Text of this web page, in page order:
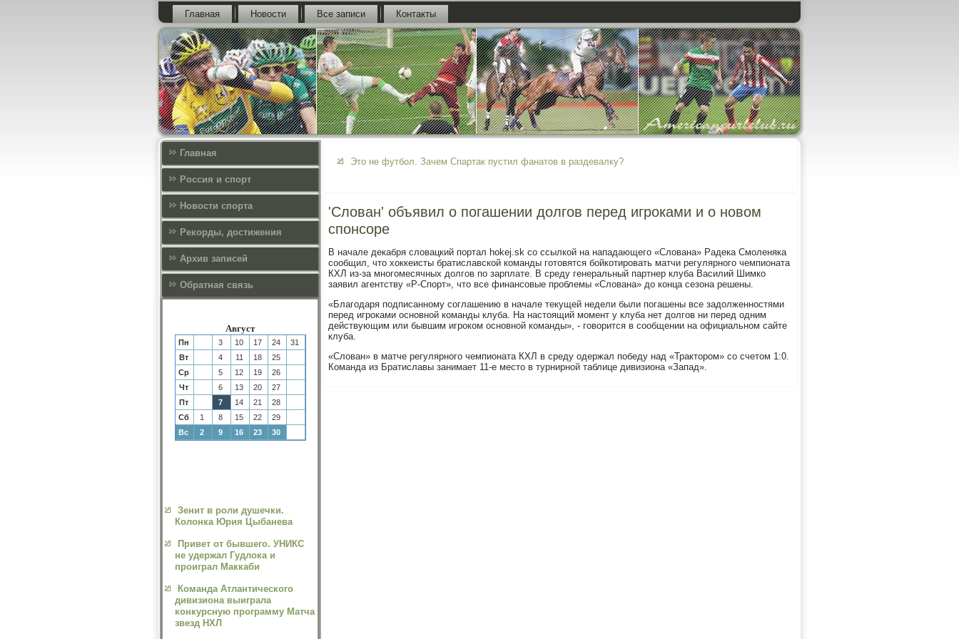
Главная Новости Все записи Контакты
Главная
Россия и спорт
Новости спорта
Рекорды, достижения
Архив записей
Обратная связь
Август
Пн 3 10 17 24
31
Вт
4 11 18
25
Ср
5 12 19
26
Чт
6 13 20
27
Пт
7 14 21
28
Сб
1 8 15 22
29
Вс
2 9 16 23 30
Зенит в роли душечки.
Колонка Юрия Цыбанева
Привет от бывшего. УНИКС
не удержал Гудлока и
проиграл Маккаби
Команда Атлантического
дивизиона выиграла
конкурсную программу Матча
звезд НХЛ
Это не футбол. Зачем Спартак пустил фанатов в раздевалку?
'Слован' объявил о погашении долгов перед игроками и о новом
спонсоре
В начале декабря словацкий портал hokej.sk со ссылкой на нападающего «Слована» Радека Смоленяка
сообщил, что хоккеисты братиславской команды готовятся бойкотировать матчи регулярного чемпионата
КХЛ из-за многомесячных долгов по зарплате. В среду генеральный партнер клуба Василий Шимко
заявил агентству «Р-Спорт», что все финансовые проблемы «Слована» до конца сезона решены.
«Благодаря подписанному соглашению в начале текущей недели были погашены все задолженностями
перед игроками основной команды клуба. На настоящий момент у клуба нет долгов ни перед одним
действующим или бывшим игроком основной команды», - говорится в сообщении на официальном сайте
клуба.
«Слован» в матче регулярного чемпионата КХЛ в среду одержал победу над «Трактором» со счетом 1:0.
Команда из Братиславы занимает 11-е место в турнирной таблице дивизиона «Запад».